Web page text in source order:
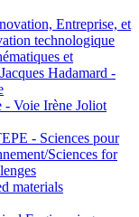
Entreprise, et
technologique
et
Hadamard -
Voie Irène Joliot
- Sciences pour
Sciences for
materials